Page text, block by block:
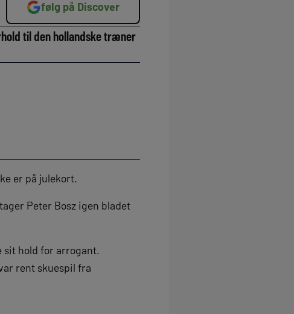
følg på Discover
til den hollandske træner
er på julekort.
Peter Bosz igen bladet
sit hold for arrogant.
rent skuespil fra